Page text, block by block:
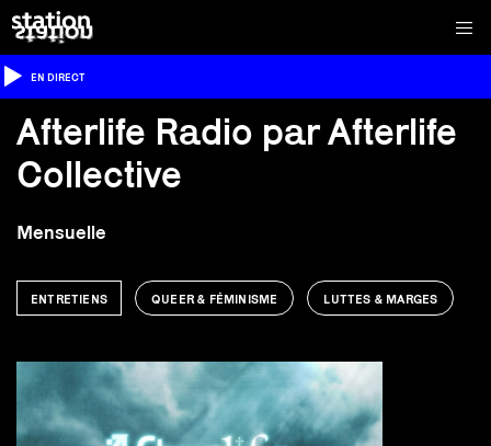
EN DIRECT
Afterlife Radio par Afterlife
Collective
Mensuelle
ENTRETIENS QUEER & FÉMINISME LUTTES & MARGES